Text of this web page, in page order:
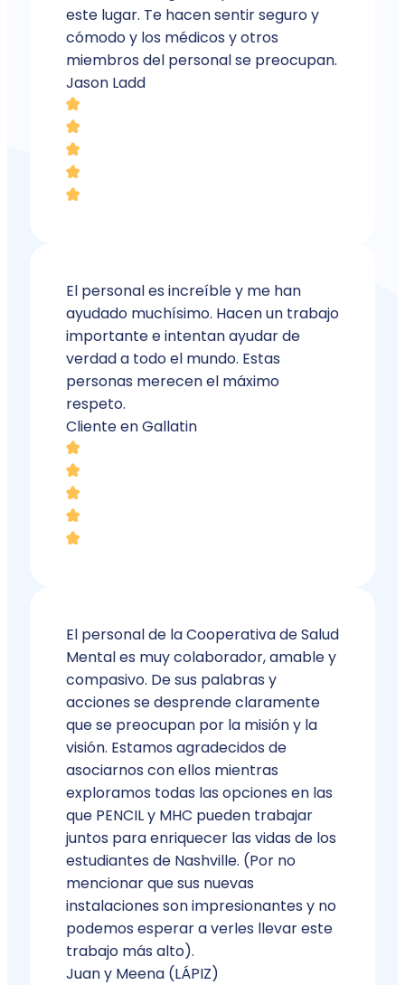
este lugar. Te hacen sentir seguro y
cómodo y los médicos y otros
miembros del personal se preocupan.
Jason Ladd
El personal es increíble y me han
ayudado muchísimo. Hacen un trabajo
importante e intentan ayudar de
verdad a todo el mundo. Estas
personas merecen el máximo
respeto.
Cliente en Gallatin
El personal de la Cooperativa de Salud
Mental es muy colaborador, amable y
compasivo. De sus palabras y
acciones se desprende claramente
que se preocupan por la misión y la
visión. Estamos agradecidos de
asociarnos con ellos mientras
exploramos todas las opciones en las
que PENCIL y MHC pueden trabajar
juntos para enriquecer las vidas de los
estudiantes de Nashville. (Por no
mencionar que sus nuevas
instalaciones son impresionantes y no
podemos esperar a verles llevar este
trabajo más alto).
Juan y Meena (LÁPIZ)